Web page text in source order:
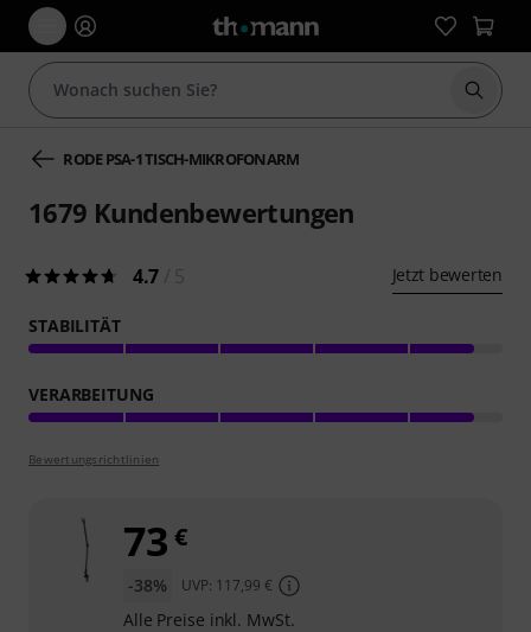
Suche
RODE PSA-1 TISCH-MIKROFONARM
1679 Kundenbewertungen
4.7 Jetzt bewerten
STABILITÄT
VERARBEITUNG
Bewertungsrichtlinien
73 €
-38% UVP: 117,99 €
Alle Preise inkl. MwSt.